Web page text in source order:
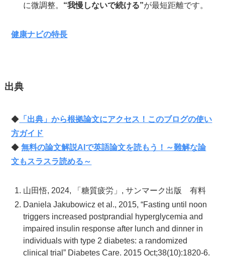
に微調整。 “我慢しないで続ける”が最短距離です。
健康ナビの特長
出典
◆ 「出典」から根拠論文にアクセス！このブログの使い
方ガイド
◆無料の論文解説AIで英語論文を読もう！～難解な論
文もスラスラ読める～
山田悟, 2024, 「糖質疲労」, サンマーク出版 有料
Daniela Jakubowicz et al., 2015, “Fasting until noon
triggers increased postprandial hyperglycemia and
impaired insulin response after lunch and dinner in
individuals with type 2 diabetes: a randomized
clinical trial” Diabetes Care. 2015 Oct;38(10):1820-6.